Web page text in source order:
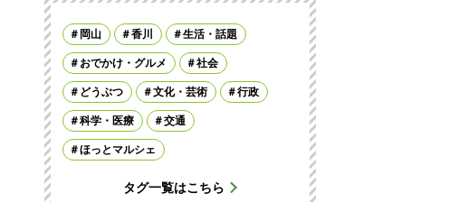
岡山 香川 生活・話題
おでかけ・グルメ 社会
どうぶつ 文化・芸術 行政
科学・医療 交通
ほっとマルシェ
タグ一覧はこちら